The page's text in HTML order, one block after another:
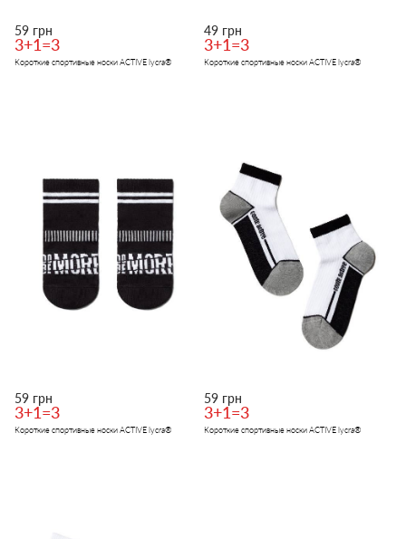
59 грн
3+1=3
Короткие спортивные носки ACTIVE lycra®
49 грн
3+1=3
Короткие спортивные носки ACTIVE lycra®
59 грн
3+1=3
Короткие спортивные носки ACTIVE lycra®
59 грн
3+1=3
Короткие спортивные носки ACTIVE lycra®